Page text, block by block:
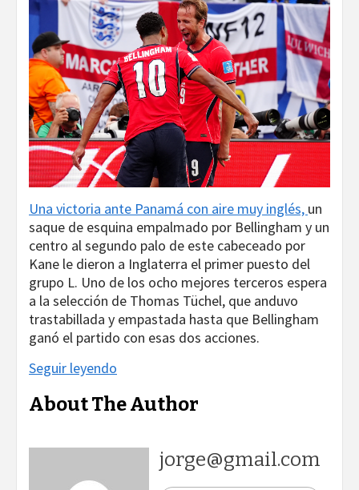
Una victoria ante Panamá con aire muy inglés, un
saque de esquina empalmado por Bellingham y un
centro al segundo palo de este cabeceado por
Kane le dieron a Inglaterra el primer puesto del
grupo L. Uno de los ocho mejores terceros espera
a la selección de Thomas Tüchel, que anduvo
trastabillada y empastada hasta que Bellingham
ganó el partido con esas dos acciones.
Seguir leyendo
About The Author
jorge@gmail.com